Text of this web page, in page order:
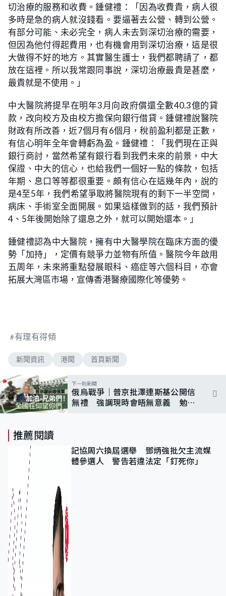
切治療的服務和收費。鍾健禮：「因為收費貴，病人很
多時是急的病人就沒錢看。要逼著去公營、轉到公營。
有部分可能、未必完全，病人未去到深切治療的需要，
但因為他付得起費用，也有機會用到深切治療，這是很
大做得不好的地方。其實醫生護士，我們都聘請了，都
放在這裡。所以我常跟同事說，深切治療最貴是甚麼，
最貴就是不使用。」
中大醫院將提早在明年3月向政府償還全數40.3億的貸
款，改向校方及由校方擔保向銀行借貸。鍾健禮說醫院
財政有所改善，近7個月有6個月，稅前盈利都是正數，
有信心明年全年會轉虧為盈。鍾健禮：「我們現在正與
銀行商討，當然希望有銀行看到我們未來的前景，中大
保證、中大的信心，也給我們一個好一點的條款，包括
年期、息口等等都很重要。頗有信心在這幾年內，說的
是4至5年，我們希望爭取將醫院現有的剩下一半空間，
病床、手術室全面開展。如果這樣做到的話，我們預計
4、5年後開始除了還息之外，就可以開始還本。」
鍾健禮認為中大醫院，擁有中大醫學院在臨床方面的優
勢「加持」，定價有競爭力並物有所值。醫院今年啟用
五周年，未來將重點發展眼科、癌症等六個科目，亦會
拓展大灣區市場，宣傳香港醫療國際化等優勢。
有理有得傾
新聞資訊 港聞 首頁新聞
下一則新聞
俄烏戰爭｜普京批澤連斯基公開信
無禮 強調現時會晤無意義 勉前
推薦閱讀
記協周六換屆選舉 鄧炳強批欠主流媒
體參選人 警告若違法定「釘死你」